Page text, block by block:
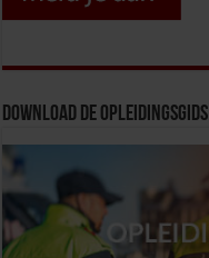
Download de opleidingsgids